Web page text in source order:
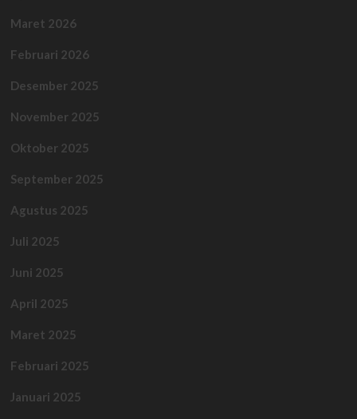
Maret 2026
Februari 2026
Desember 2025
November 2025
Oktober 2025
September 2025
Agustus 2025
Juli 2025
Juni 2025
April 2025
Maret 2025
Februari 2025
Januari 2025